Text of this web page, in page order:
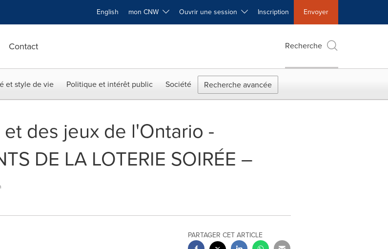
English mon CNW Ouvrir une session Inscription Envoyer
Contact Recherche
et style de vie Politique et intérêt public Société Recherche avancée
des jeux de l'Ontario -
DE LA LOTERIE SOIRÉE –
PARTAGER CET ARTICLE